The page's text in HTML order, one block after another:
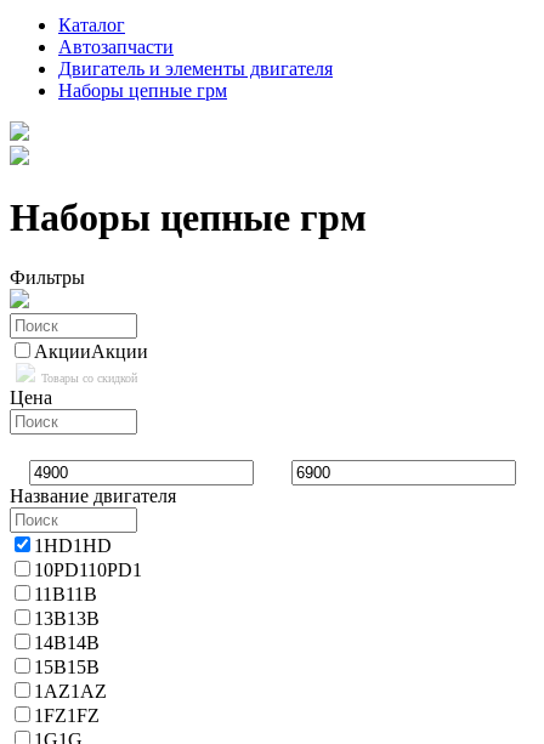
Каталог
Автозапчасти
Двигатель и элементы двигателя
Наборы цепные грм
Наборы цепные грм
Фильтры
АкцииАкции
Товары со скидкой
Цена
Название двигателя
1HD1HD
10PD110PD1
11B11B
13B13B
14B14B
15B15B
1AZ1AZ
1FZ1FZ
1G1G